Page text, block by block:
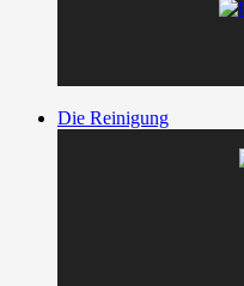
Die Reinigung